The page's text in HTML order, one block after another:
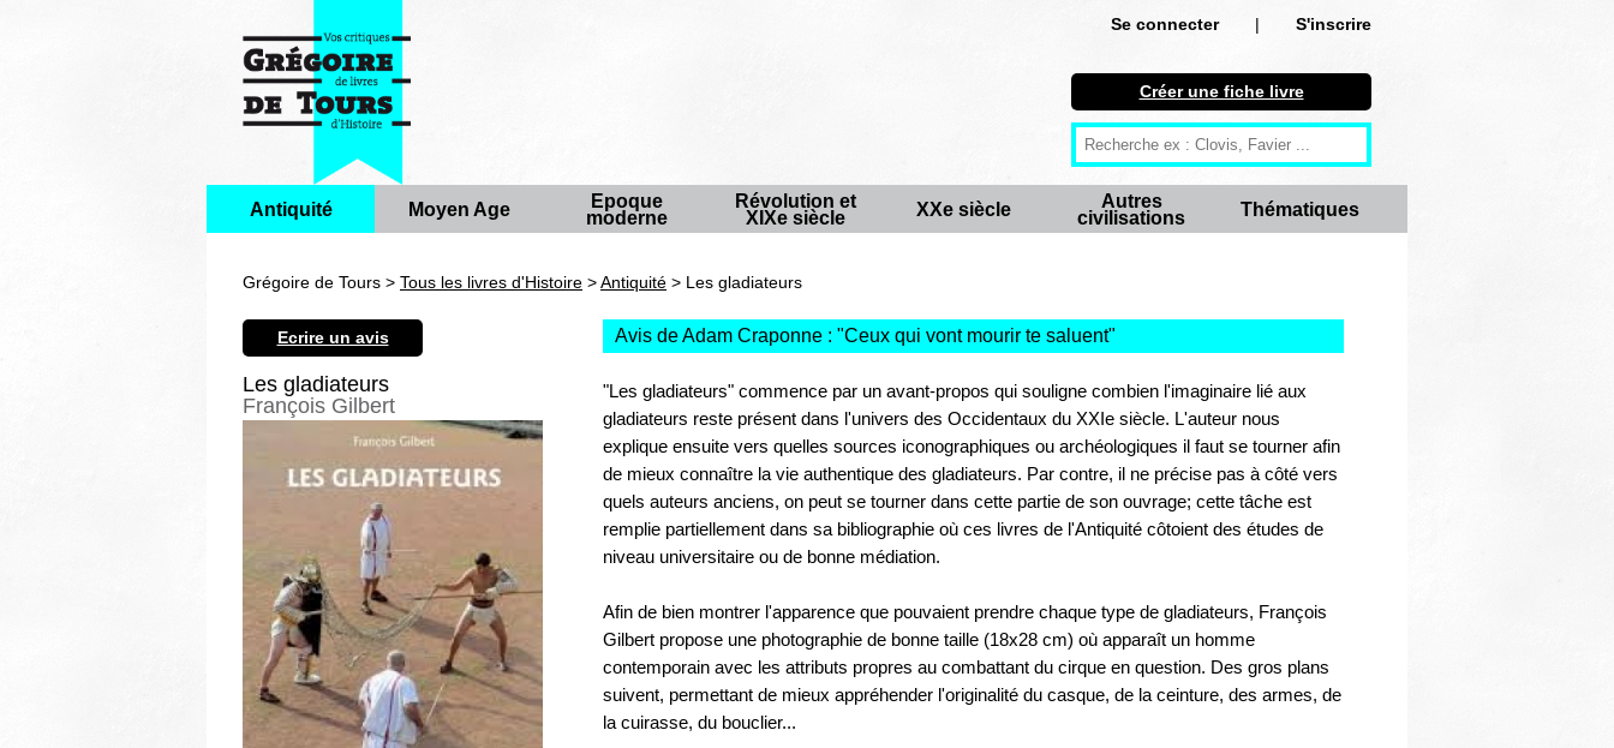
Se connecter |
S'inscrire
S'inscrire
Créer une fiche livre
Antiquité
Autres civilisations
Thématiques
Créer une fiche livre
Antiquité Moyen Age
Epoque
moderne
Révolution et
XIXe siècle
XXe siècle
Autres
civilisations
Thématiques
Grégoire de Tours > Tous les livres d'Histoire >Antiquité > Les gladiateurs
Ecrire un avis
Les gladiateurs
François Gilbert
Avis de Adam Craponne : "Ceux qui vont mourir te saluent"
"Les gladiateurs" commence par un avant-propos qui souligne combien l'imaginaire lié aux
gladiateurs reste présent dans l'univers des Occidentaux du XXIe siècle. L'auteur nous
explique ensuite vers quelles sources iconographiques ou archéologiques il faut se tourner afin
de mieux connaître la vie authentique des gladiateurs. Par contre, il ne précise pas à côté vers
quels auteurs anciens, on peut se tourner dans cette partie de son ouvrage; cette tâche est
remplie partiellement dans sa bibliographie où ces livres de l'Antiquité côtoient des études de
niveau universitaire ou de bonne médiation.
Afin de bien montrer l'apparence que pouvaient prendre chaque type de gladiateurs, François
Gilbert propose une photographie de bonne taille (18x28 cm) où apparaît un homme
contemporain avec les attributs propres au combattant du cirque en question. Des gros plans
suivent, permettant de mieux appréhender l'originalité du casque, de la ceinture, des armes, de
la cuirasse, du bouclier...